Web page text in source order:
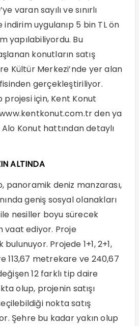
varan sayılı ve sınırlı
indirim uygulanıp 5 bin TL ön
yapılabiliyordu. Bu
konutların satış
Kültür Merkezi’nde yer alan
gerçekleştiriliyor.
projesi için, Kent Konut
den ya
Konut hattından detaylı
ALTINDA
panoramik deniz manzarası,
geniş sosyal olanakları
nesiller boyu sürecek
vaat ediyor. Proje
Projede 1+1, 2+1,
113,67 metrekare ve 240,67
12 farklı tip daire
olup, projenin satışı
nokta satış
Şehre bu kadar yakın olup